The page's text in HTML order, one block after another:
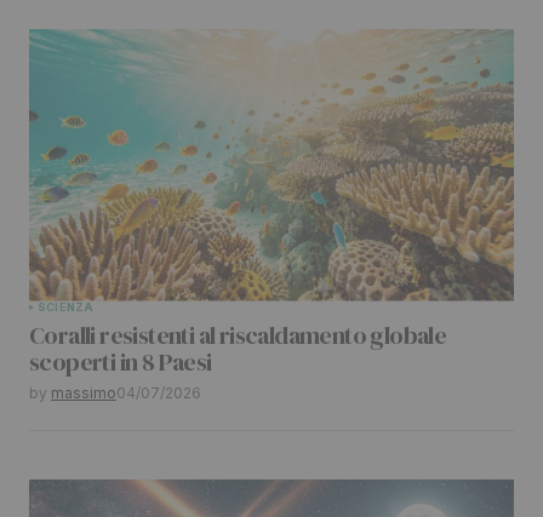
SCIENZA
Coralli resistenti al riscaldamento globale
scoperti in 8 Paesi
by massimo04/07/2026